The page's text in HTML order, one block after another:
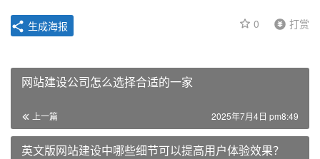
0 打赏
生成海报
网站建设公司怎么选择合适的一家
上一篇 2025年7月4日 pm8:49
英文版网站建设中哪些细节可以提高用户体验效果？